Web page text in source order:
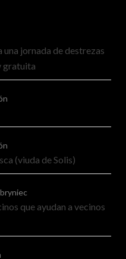
una jornada de destrezas
gratuita
(viuda de Solis)
que ayudan a vecinos